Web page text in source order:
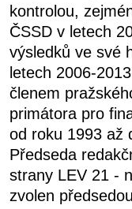
kontrolou,
ČSSD v letech
výsledků ve své
letech 2006-
členem
primátora pro
od roku 1993 až
Předseda
strany LEV 21 -
zvolen